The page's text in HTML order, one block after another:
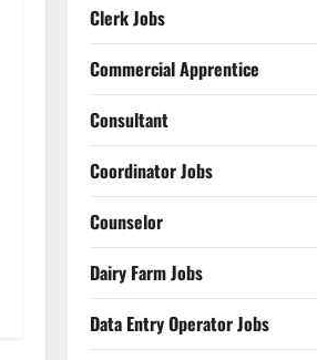
Clerk Jobs
Commercial Apprentice
Consultant
Coordinator Jobs
Counselor
Dairy Farm Jobs
Data Entry Operator Jobs